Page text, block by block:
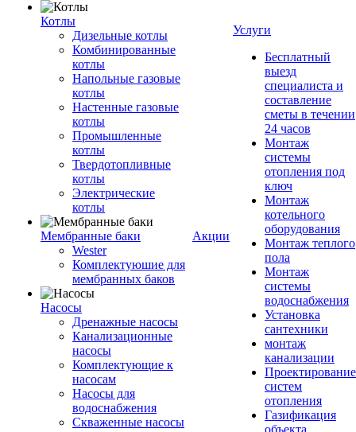
Котлы
Дизельные котлы
Комбинированные
котлы
Напольные газовые
котлы
Настенные газовые
котлы
Промышленные
котлы
Твердотопливные
котлы
Электрические
котлы
Мембранные баки
Wester
Комплектуюшие для
мембранных баков
Насосы
Дренажные насосы
Канализационные
насосы
Комплектующие к
насосам
Насосы для
водоснабжения
Скваженные насосы
Акции
Услуги
Бесплатный
выезд
специалиста и
составление
сметы в течении
24 часов
Монтаж
системы
отопления под
ключ
Монтаж
котельного
оборудования
Монтаж теплого
пола
Монтаж
системы
водоснабжения
Установка
сантехники
монтаж
канализации
Проектирование
систем
отопления
Газификация
объекта